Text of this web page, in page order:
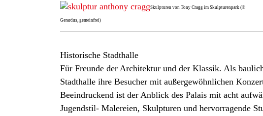
Skulpturen von Tony Cragg im Skulpturenpark (©
Gerardus, gemeinfrei)
Historische Stadthalle
Für Freunde der Architektur und der Klassik. Als
Stadthalle ihre Besucher mit außergewöhnlichen
Beeindruckend ist der Anblick des Palais mit acht
Jugendstil- Malereien, Skulpturen und hervorragende